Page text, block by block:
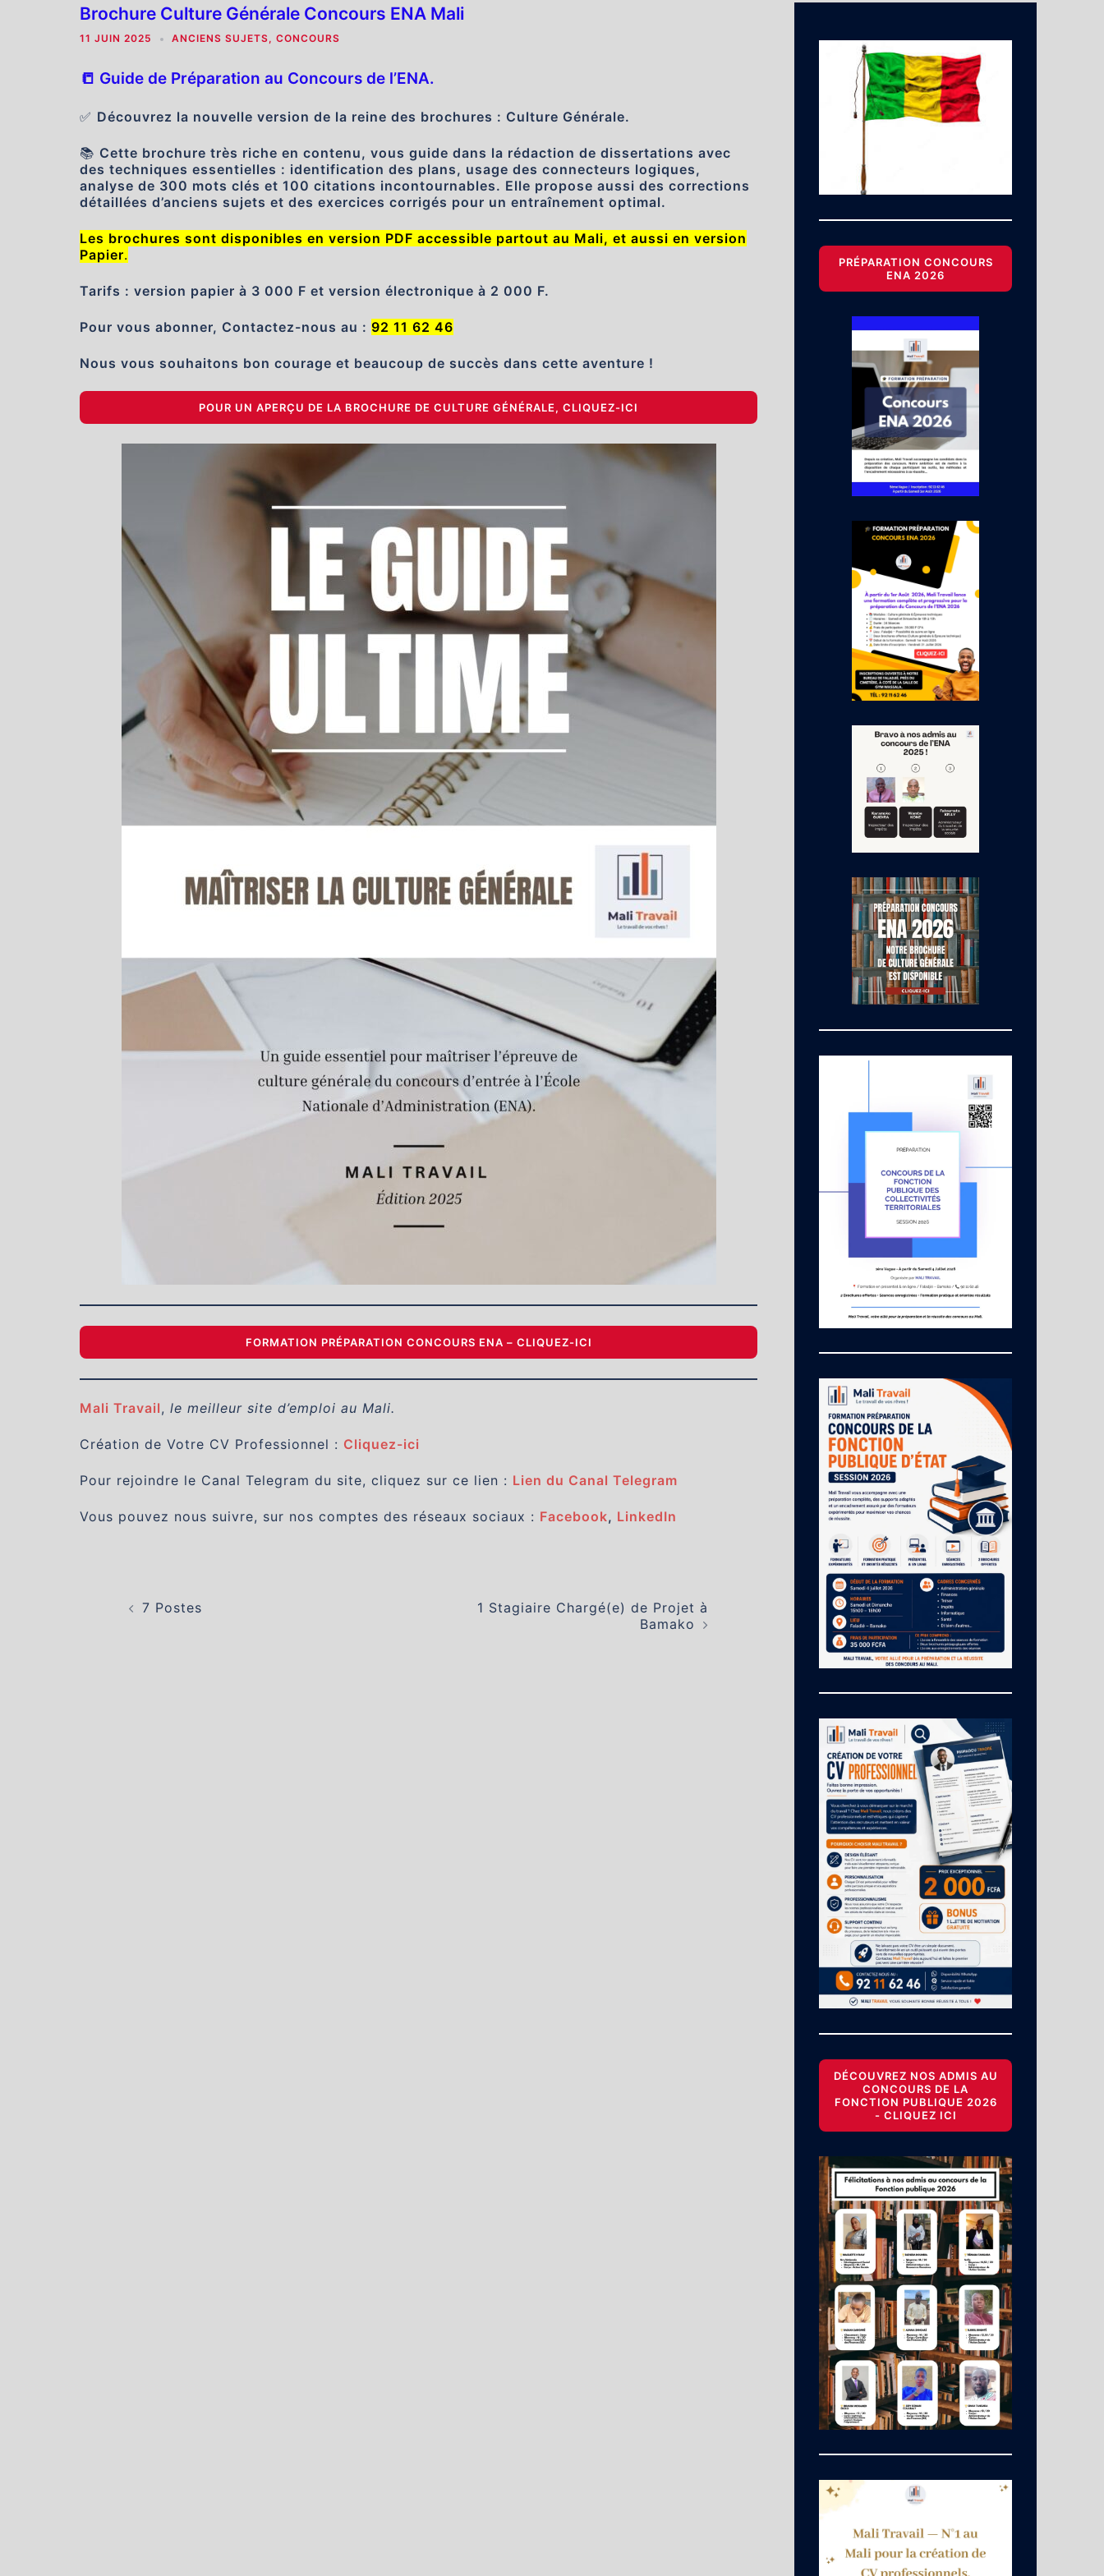
Brochure Culture Générale Concours ENA Mali
11 JUIN 2025 ANCIENS SUJETS, CONCOURS
📒 Guide de Préparation au Concours de l’ENA.
✅ Découvrez la nouvelle version de la reine des brochures : Culture Générale.
📚 Cette brochure très riche en contenu, vous guide dans la rédaction de dissertations avec
des techniques essentielles : identification des plans, usage des connecteurs logiques,
analyse de 300 mots clés et 100 citations incontournables. Elle propose aussi des corrections
détaillées d’anciens sujets et des exercices corrigés pour un entraînement optimal.
Les brochures sont disponibles en version PDF accessible partout au Mali, et aussi en version
Papier.
Tarifs : version papier à 3 000 F et version électronique à 2 000 F.
Pour vous abonner, Contactez-nous au : 92 11 62 46
Nous vous souhaitons bon courage et beaucoup de succès dans cette aventure !
POUR UN APERÇU DE LA BROCHURE DE CULTURE GÉNÉRALE, CLIQUEZ-ICI
FORMATION PRÉPARATION CONCOURS ENA – CLIQUEZ-ICI
Mali Travail, le meilleur site d’emploi au Mali.
Création de Votre CV Professionnel : Cliquez-ici
Pour rejoindre le Canal Telegram du site, cliquez sur ce lien : Lien du Canal Telegram
Vous pouvez nous suivre, sur nos comptes des réseaux sociaux : Facebook, LinkedIn
d’article 7 Postes
1 Stagiaire Chargé(e) de Projet à
Bamako
PRÉPARATION CONCOURS
ENA 2026
DÉCOUVREZ NOS ADMIS AU
CONCOURS DE LA
FONCTION PUBLIQUE 2026
- CLIQUEZ ICI